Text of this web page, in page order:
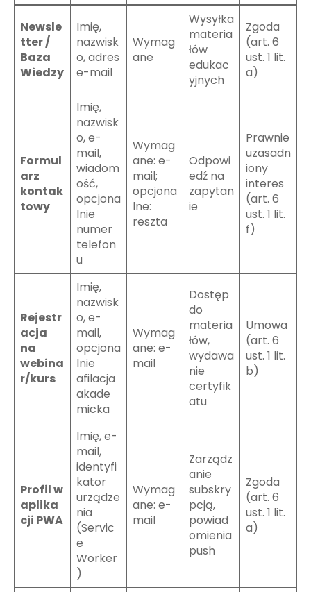
Newsle
tter /
Baza
Wiedzy
Imię,
nazwisk
o, adres
e-mail
Wymag
ane
Wysyłka
materia
łów
edukac
yjnych
Zgoda
(art. 6
ust. 1 lit.
a)
Formul
arz
kontak
towy
Imię,
nazwisk
o, e-
mail,
wiadom
ość,
opcjona
lnie
numer
telefon
u
Wymag
ane: e-
mail;
opcjona
lne:
reszta
Odpowi
edź na
zapytan
ie
Prawnie
uzasadn
iony
interes
(art. 6
ust. 1 lit.
f)
Rejestr
acja
na
webina
r/kurs
Imię,
nazwisk
o, e-
mail,
opcjona
lnie
afilacja
akade
micka
Wymag
ane: e-
mail
Dostęp
do
materia
łów,
wydawa
nie
certyfik
atu
Umowa
(art. 6
ust. 1 lit.
b)
Profil w
aplika
cji PWA
Imię, e-
mail,
identyfi
kator
urządze
nia
(Servic
e
Worker
)
Wymag
ane: e-
mail
Zarządz
anie
subskry
pcją,
powiad
omienia
push
Zgoda
(art. 6
ust. 1 lit.
a)